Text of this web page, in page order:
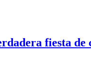
fiesta